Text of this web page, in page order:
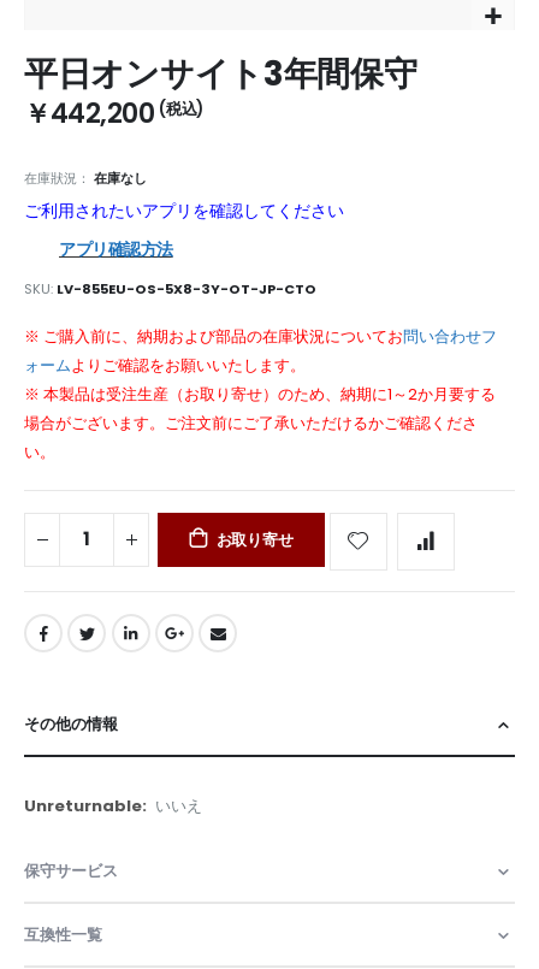
to
the
beginning
the
gallery
平日オンサイト3年間保守
￥442,200
在庫狀況： 在庫なし
ご利用されたいアプリを確認してください
アプリ確認方法
SKU LV-855EU-OS-5X8-3Y-OT-JP-CTO
※ ご購入前に、納期および部品の在庫状況についてお問い合わせフ
ォームよりご確認をお願いいたします。
※ 本製品は受注生産（お取り寄せ）のため、納期に1～2か月要する
場合がございます。ご注文前にご了承いただけるかご確認くださ
い。
お取り寄せ
その他の情報
そ
の
情
報
いいえ
保守サービス
互換性一覧